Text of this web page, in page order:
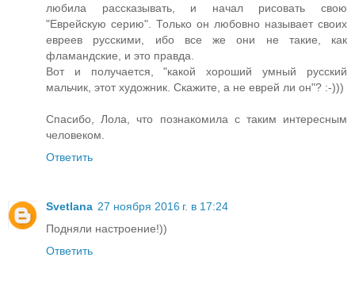
любила рассказывать, и начал рисовать свою
"Еврейскую серию". Только он любовно называет своих
евреев русскими, ибо все же они не такие, как
фламандские, и это правда.
Вот и получается, "какой хороший умный русский
мальчик, этот художник. Скажите, а не еврей ли он"? :-)))
Спасибо, Лола, что познакомила с таким интересным
человеком.
Ответить
Svetlana 27 ноября 2016 г. в 17:24
Подняли настроение!))
Ответить